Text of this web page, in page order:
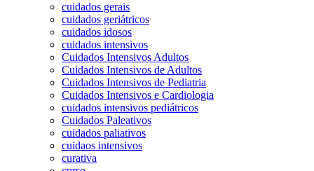
cuidados gerais
cuidados geriátricos
cuidados idosos
cuidados intensivos
Cuidados Intensivos Adultos
Cuidados Intensivos de Adultos
Cuidados Intensivos de Pediatria
Cuidados Intensivos e Cardiologia
cuidados intensivos pediátricos
Cuidados Paleativos
cuidados paliativos
cuidaos intensivos
curativa